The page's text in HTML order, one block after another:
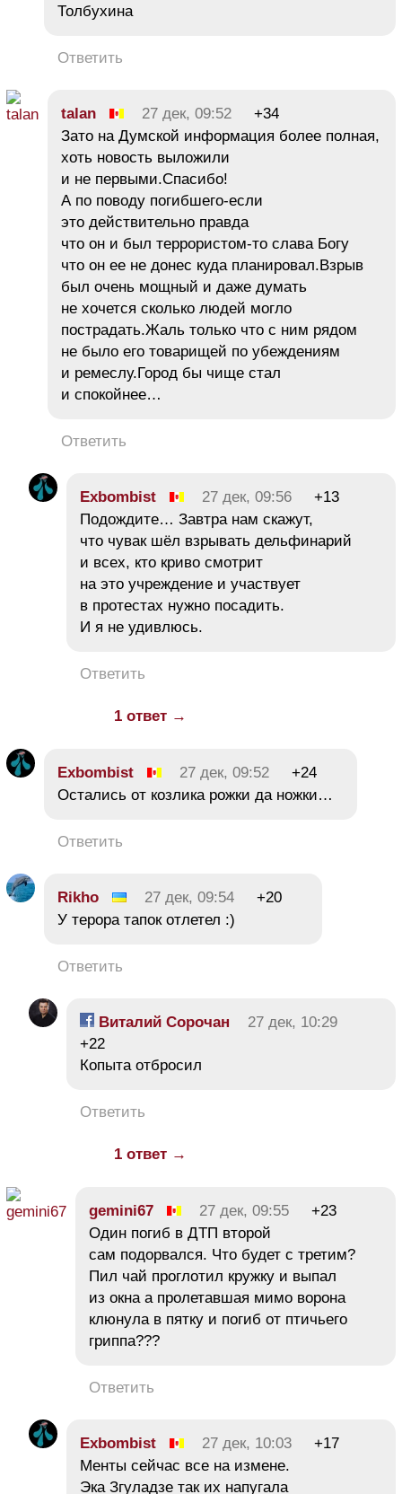
Толбухина
Ответить
talan 27 дек, 09:52
+34
Зато на Думской информация более полная,
хоть новость выложили
и не первыми.Спасибо!
А по поводу погибшего-если
это действительно правда
что он и был террористом-то слава Богу
что он ее не донес куда планировал.Взрыв
был очень мощный и даже думать
не хочется сколько людей могло
пострадать.Жаль только что с ним рядом
не было его товарищей по убеждениям
и ремеслу.Город бы чище стал
и спокойнее…
Ответить
Exbombist 27 дек, 09:56
+13
Подождите… Завтра нам скажут,
что чувак шёл взрывать дельфинарий
и всех, кто криво смотрит
на это учреждение и участвует
в протестах нужно посадить.
И я не удивлюсь.
Ответить
1 ответ →
Exbombist 27 дек, 09:52
+24
Остались от козлика рожки да ножки…
Ответить
Rikho 27 дек, 09:54
+20
У терора тапок отлетел :)
Ответить
Виталий Сорочан
27 дек, 10:29
+22
Копыта отбросил
Ответить
1 ответ →
gemini67 27 дек, 09:55
+23
Один погиб в ДТП второй
сам подорвался. Что будет с третим?
Пил чай проглотил кружку и выпал
из окна а пролетавшая мимо ворона
клюнула в пятку и погиб от птичьего
гриппа???
Ответить
Exbombist 27 дек, 10:03
+17
Менты сейчас все на измене.
Эка Згуладзе так их напугала